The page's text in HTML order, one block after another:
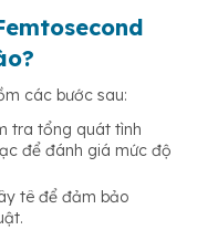
các bước sau:
tra tổng quát tình
để đánh giá mức độ
tê để đảm bảo